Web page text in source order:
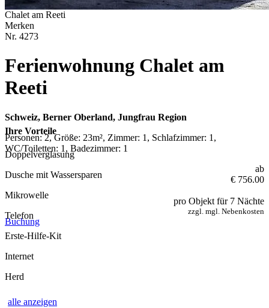
Chalet am Reeti
Merken
Nr. 4273
Ferienwohnung Chalet am
Reeti
Schweiz, Berner Oberland, Jungfrau Region
Personen: 2, Größe: 23m², Zimmer: 1, Schlafzimmer: 1,
WC/Toiletten: 1, Badezimmer: 1
ab
€ 756.00
pro Objekt für 7 Nächte
zzgl. mgl. Nebenkosten
Buchung
Ihre Vorteile
Doppelverglasung
Dusche mit Wassersparen
Mikrowelle
Telefon
Erste-Hilfe-Kit
Internet
Herd
alle anzeigen